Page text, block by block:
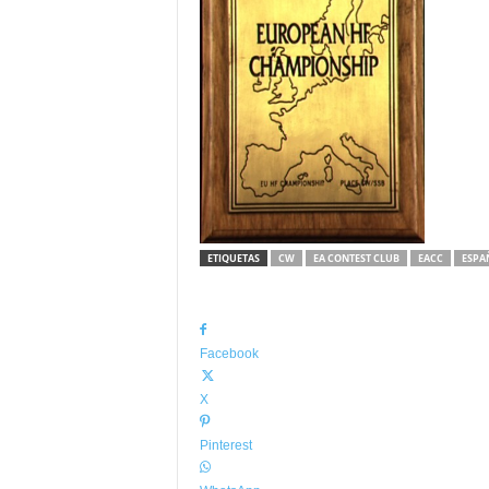
ETIQUETAS CW EA CONTEST CLUB EACC
Facebook
X
Pinterest